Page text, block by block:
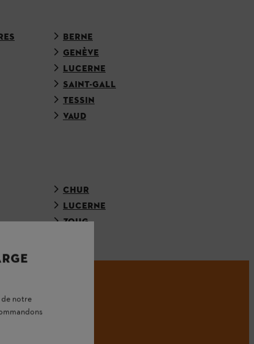
BERNE
GENÈVE
LUCERNE
SAINT-GALL
TESSIN
VAUD
CHUR
LUCERNE
ZOUG
notre